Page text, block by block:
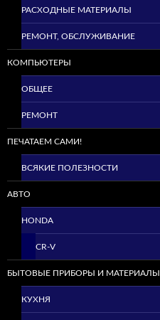
РАСХОДНЫЕ МАТЕРИАЛЫ
РЕМОНТ, ОБСЛУЖИВАНИЕ
КОМПЬЮТЕРЫ
ОБЩЕЕ
РЕМОНТ
ПЕЧАТАЕМ САМИ!
ВСЯКИЕ ПОЛЕЗНОСТИ
АВТО
HONDA
CR-V
БЫТОВЫЕ ПРИБОРЫ И МАТЕРИАЛЫ
КУХНЯ